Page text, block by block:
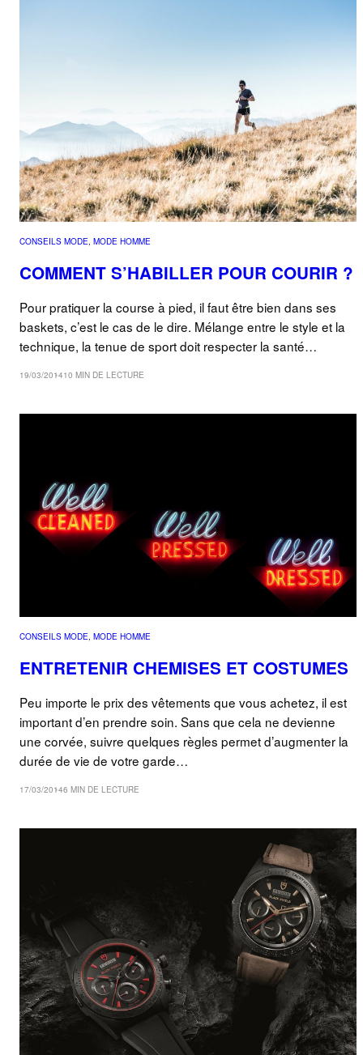
CONSEILS MODE, MODE HOMME
COMMENT S’HABILLER POUR COURIR ?
Pour pratiquer la course à pied, il faut être bien dans ses
baskets, c’est le cas de le dire. Mélange entre le style et la
technique, la tenue de sport doit respecter la santé…
19/03/201410 MIN DE LECTURE
CONSEILS MODE, MODE HOMME
ENTRETENIR CHEMISES ET COSTUMES
Peu importe le prix des vêtements que vous achetez, il est
important d’en prendre soin. Sans que cela ne devienne
une corvée, suivre quelques règles permet d’augmenter la
durée de vie de votre garde…
17/03/20146 MIN DE LECTURE